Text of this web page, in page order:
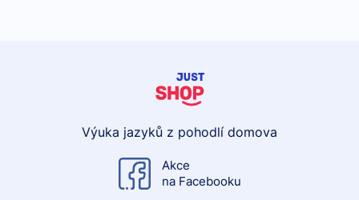
Výuka jazyků z pohodlí domova
Akce
na Facebooku